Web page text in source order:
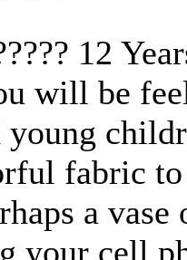
12
will be
young
fabric
a
your cell